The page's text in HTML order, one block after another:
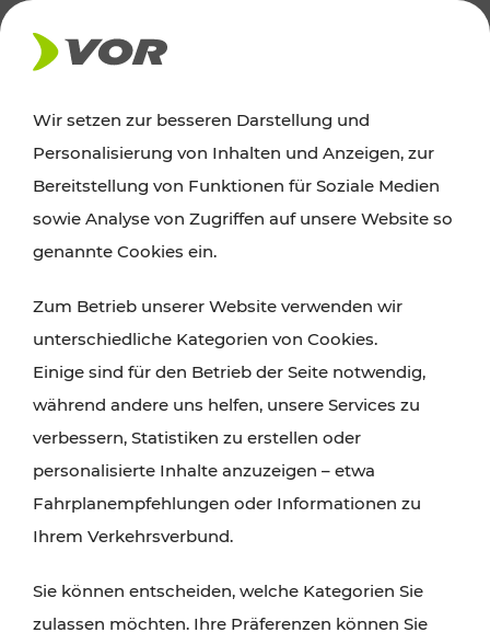
AKTUELLES
Ausflugstipps
Wien, Niederösterreich und das Burgenland
Wanderungen, Kultur und Gastronomie,
Radtouren oder purer Naturgenuss – viele
Attraktionen sind mit den Ticket- und Fahrplan-
Angeboten des VOR gut und schnell erreichbar.
Wir setzen zur besseren Darstellung und
Personalisierung von Inhalten und Anzeigen, zur
Bereitstellung von Funktionen für Soziale Medien
sowie Analyse von Zugriffen auf unsere Website so
genannte Cookies ein.
Zum Betrieb unserer Website verwenden wir
unterschiedliche Kategorien von Cookies.
Einige sind für den Betrieb der Seite notwendig,
während andere uns helfen, unsere Services zu
verbessern, Statistiken zu erstellen oder
personalisierte Inhalte anzuzeigen – etwa
Fahrplanempfehlungen oder Informationen zu
Ihrem Verkehrsverbund.
Sie können entscheiden, welche Kategorien Sie
zulassen möchten. Ihre Präferenzen können Sie